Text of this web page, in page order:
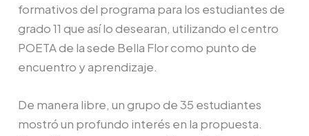
formativos del programa para los estudiantes de
grado 11 que así lo desearan, utilizando el centro
POETA de la sede Bella Flor como punto de
encuentro y aprendizaje.
De manera libre, un grupo de 35 estudiantes
mostró un profundo interés en la propuesta.